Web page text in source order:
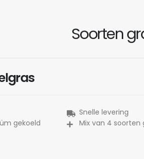
Soorten
gekoeld
Snelle levering
Mix van 4 soorten